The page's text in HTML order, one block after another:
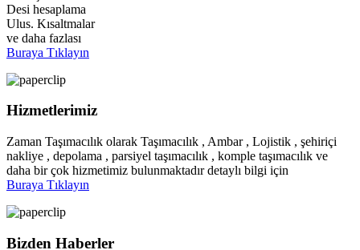
Desi hesaplama
Ulus. Kısaltmalar
ve daha fazlası
Buraya Tıklayın
Hizmetlerimiz
Zaman Taşımacılık olarak Taşımacılık , Ambar , Lojistik , şehiriçi
nakliye , depolama , parsiyel taşımacılık , komple taşımacılık ve
daha bir çok hizmetimiz bulunmaktadır detaylı bilgi için
Buraya Tıklayın
Bizden Haberler